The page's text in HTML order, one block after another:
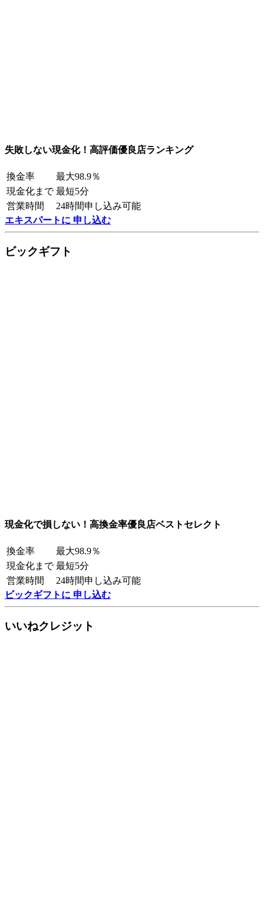
失敗しない現金化！高評価優良店ランキング
換金率
最大98.9％
現金化まで 最短5分
営業時間
24時間申し込み可能
エキスパートに 申し込む
ビックギフト
現金化で損しない！高換金率優良店ベストセレクト
換金率
最大98.9％
現金化まで 最短5分
営業時間
24時間申し込み可能
ビックギフトに 申し込む
いいねクレジット